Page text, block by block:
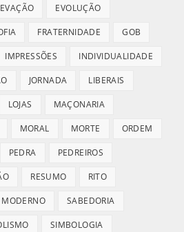
EVOLUÇÃO
FRATERNIDADE GOB
IMPRESSÕES INDIVIDUALIDADE
JORNADA LIBERAIS
LOJAS MAÇONARIA
MORAL MORTE ORDEM
PEDRA PEDREIROS
RESUMO RITO
MODERNO SABEDORIA
SIMBOLOGIA